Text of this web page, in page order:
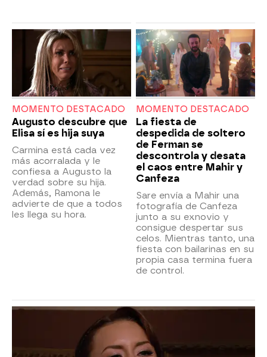
MOMENTO DESTACADO
Augusto descubre que
Elisa sí es hija suya
Carmina está cada vez
más acorralada y le
confiesa a Augusto la
verdad sobre su hija.
Además, Ramona le
advierte de que a todos
les llega su hora.
MOMENTO DESTACADO
La fiesta de
despedida de soltero
de Ferman se
descontrola y desata
el caos entre Mahir y
Canfeza
Sare envía a Mahir una
fotografía de Canfeza
junto a su exnovio y
consigue despertar sus
celos. Mientras tanto, una
fiesta con bailarinas en su
propia casa termina fuera
de control.